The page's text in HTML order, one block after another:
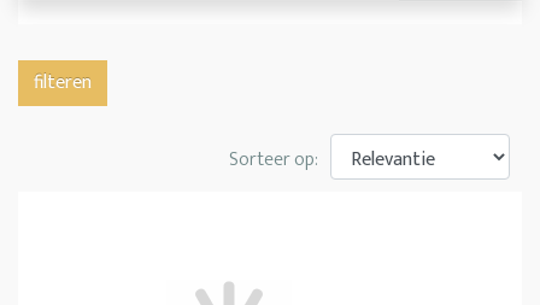
filteren
Sorteer op: